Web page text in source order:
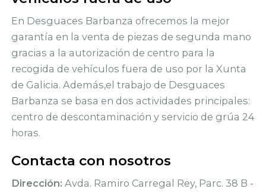
En Desguaces Barbanza ofrecemos la mejor
garantía en la venta de piezas de segunda mano
gracias a la autorización de centro para la
recogida de vehículos fuera de uso por la Xunta
de Galicia. Además,el trabajo de Desguaces
Barbanza se basa en dos actividades principales:
centro de descontaminación y servicio de grúa 24
horas.
Contacta con nosotros
Dirección: Avda. Ramiro Carregal Rey, Parc. 38 B -